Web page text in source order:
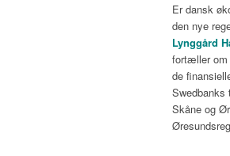
Er dansk
den nye
Lynggård
fortæller om
de
Swedbanks
Skåne og